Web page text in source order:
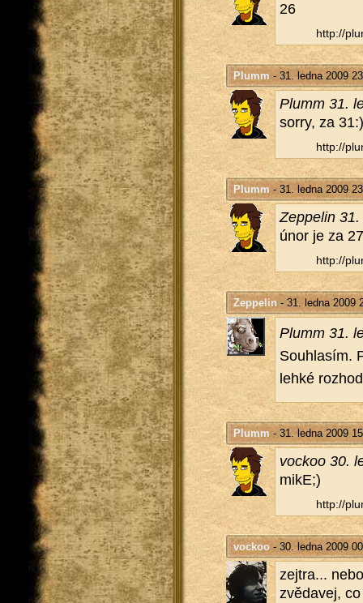
26
http://​
Plumm - 31. ledna 2009
Plumm 31.
sorry, za 31:)
http://​
Plumm - 31. ledna 2009
Ze­ppe­lin
únor je za
http://​
Zeppelin- 31. ledna 2009
Plumm 31.
Sou­hla­sím.
lehké
Plumm - 31. ledna 2009
vockoo 30.
mikE;)
http://​
vockoo- 30. ledna 2009
zej­t­ra...
zvě­da­vej,